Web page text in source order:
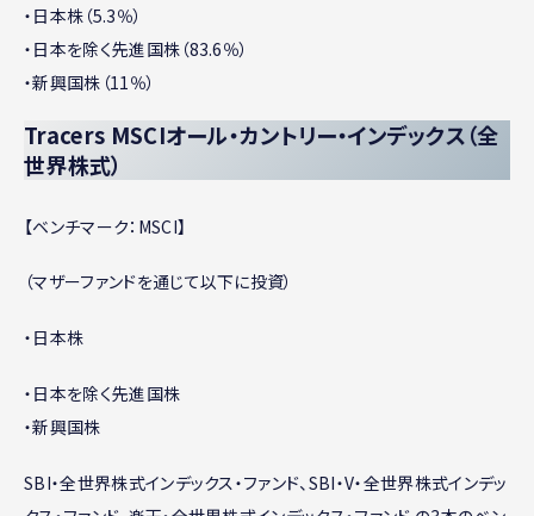
・日本株（5.3％）
・日本を除く先進国株（83.6％）
・新興国株（11％）
Tracers MSCIオール・カントリー・インデックス（全
世界株式）
【ベンチマーク：MSCI】
（マザーファンドを通じて以下に投資）
・日本株
・日本を除く先進国株
・新興国株
SBI・全世界株式インデックス・ファンド、SBI・V・全世界株式インデッ